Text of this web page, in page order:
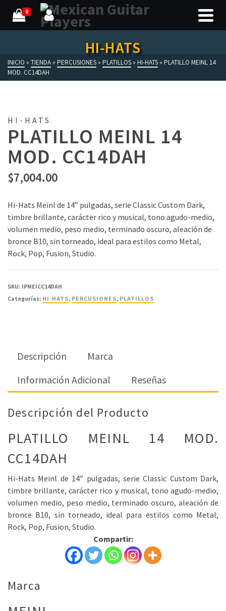
0
HI-HATS
INICIO » TIENDA » PERCUSIONES » PLATILLOS » HI-HATS » PLATILLO MEINL 14
MOD. CC14DAH
HI-HATS
PLATILLO MEINL 14
MOD. CC14DAH
$7,004.00
Hi-Hats Meinl de 14” pulgadas, serie Classic Custom Dark,
timbre brillante, carácter rico y musical, tono agudo-medio,
volumen medio, peso medio, terminado oscuro, aleación de
bronce B10, sin torneado, ideal para estilos como Metal,
Rock, Pop, Fusion, Studio.
SKU: IPMEICC14DAH
Categorías: HI-HATS, PERCUSIONES, PLATILLOS
Descripción
Marca
Información Adicional
Reseñas
Descripción del Producto
PLATILLO MEINL 14 MOD.
CC14DAH
Hi-Hats Meinl de 14” pulgadas, serie Classic Custom Dark,
timbre brillante, carácter rico y musical, tono agudo-medio,
volumen medio, peso medio, terminado oscuro, aleación de
bronce B10, sin torneado, ideal para estilos como Metal,
Rock, Pop, Fusion, Studio.
Compartir:
Marca